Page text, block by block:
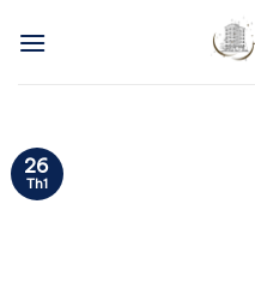
26
Th1